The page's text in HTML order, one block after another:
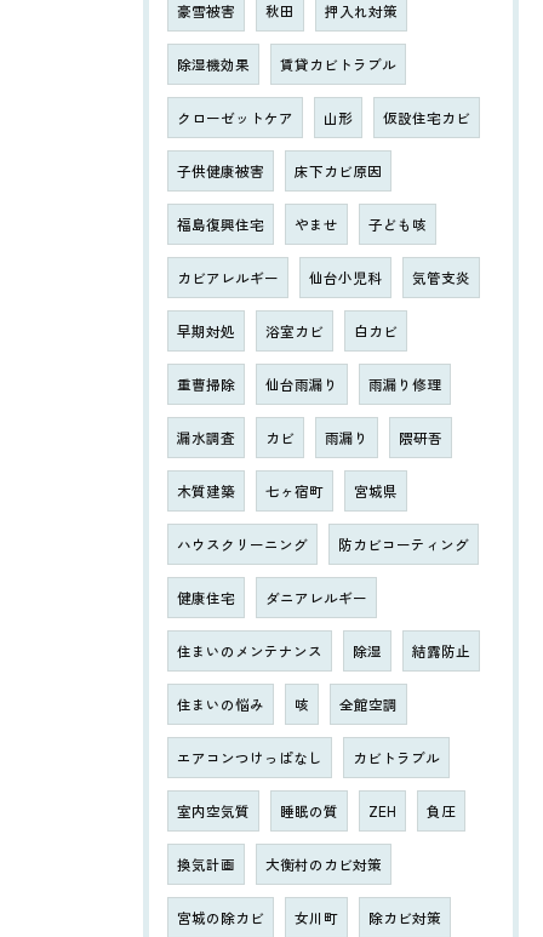
豪雪被害 秋田 押入れ対策
除湿機効果 賃貸カビトラブル
クローゼットケア 山形 仮設住宅カビ
子供健康被害 床下カビ原因
福島復興住宅 やませ 子ども咳
カビアレルギー 仙台小児科 気管支炎
早期対処 浴室カビ 白カビ
重曹掃除 仙台雨漏り 雨漏り修理
漏水調査 カビ 雨漏り 隈研吾
木質建築 七ヶ宿町 宮城県
ハウスクリーニング 防カビコーティング
健康住宅 ダニアレルギー
住まいのメンテナンス 除湿 結露防止
住まいの悩み 咳 全館空調
エアコンつけっぱなし カビトラブル
室内空気質 睡眠の質 ZEH 負圧
換気計画 大衡村のカビ対策
宮城の除カビ 女川町 除カビ対策